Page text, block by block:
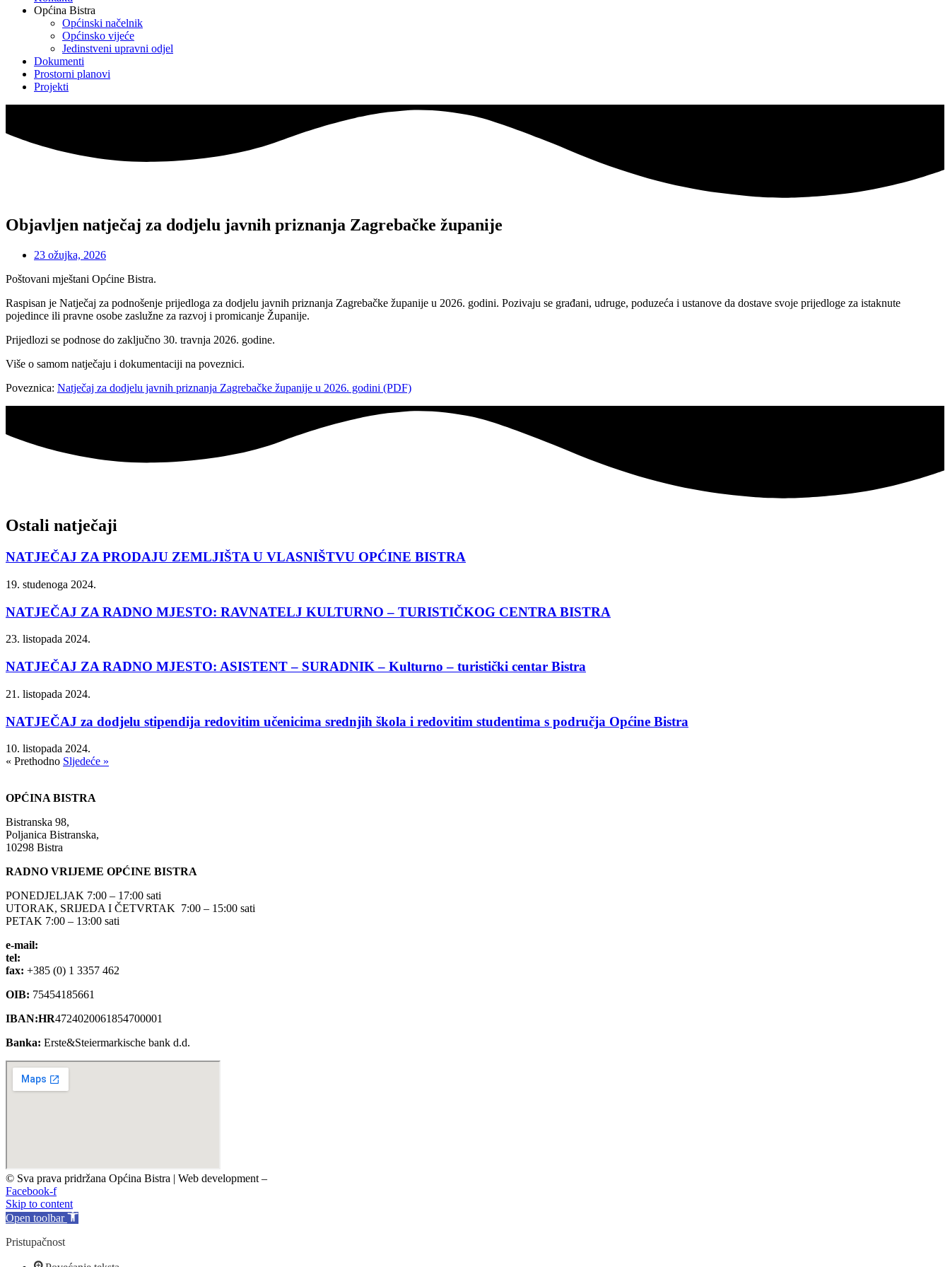
Općina Bistra
Općinski načelnik
Općinsko vijeće
Jedinstveni upravni odjel
Dokumenti
Prostorni planovi
Projekti
Objavljen natječaj za dodjelu javnih priznanja Zagrebačke županije
23 ožujka, 2026
Poštovani mještani Općine Bistra.
Raspisan je Natječaj za podnošenje prijedloga za dodjelu javnih priznanja Zagrebačke županije u 2026. godini. Pozivaju se građani, udruge, poduzeća i ustanove da dostave svoje prijedloge za istaknute
pojedince ili pravne osobe zaslužne za razvoj i promicanje Županije.
Prijedlozi se podnose do zaključno 30. travnja 2026. godine.
Više o samom natječaju i dokumentaciji na poveznici.
Poveznica: Natječaj za dodjelu javnih priznanja Zagrebačke županije u 2026. godini (PDF)
Ostali natječaji
NATJEČAJ ZA PRODAJU ZEMLJIŠTA U VLASNIŠTVU OPĆINE BISTRA
19. studenoga 2024.
NATJEČAJ ZA RADNO MJESTO: RAVNATELJ KULTURNO – TURISTIČKOG CENTRA BISTRA
23. listopada 2024.
NATJEČAJ ZA RADNO MJESTO: ASISTENT – SURADNIK – Kulturno – turistički centar Bistra
21. listopada 2024.
NATJEČAJ za dodjelu stipendija redovitim učenicima srednjih škola i redovitim studentima s područja Općine Bistra
10. listopada 2024.
« Prethodno Sljedeće »
OPĆINA BISTRA
Bistranska 98,
Poljanica Bistranska,
10298 Bistra
RADNO VRIJEME OPĆINE BISTRA
PONEDJELJAK 7:00 – 17:00 sati
UTORAK, SRIJEDA I ČETVRTAK 7:00 – 15:00 sati
PETAK 7:00 – 13:00 sati
e-mail:
tel:
fax: +385 (0) 1 3357 462
OIB: 75454185661
IBAN:HR4724020061854700001
Banka: Erste&Steiermarkische bank d.d.
© Sva prava pridržana Općina Bistra | Web development –
Facebook-f
Skip to content
Open toolbar
Pristupačnost